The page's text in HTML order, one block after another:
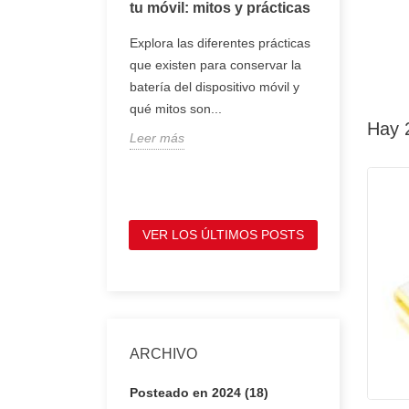
tu móvil: mitos y prácticas
Explora las diferentes prácticas
que existen para conservar la
batería del dispositivo móvil y
qué mitos son...
Leer más
antes de
VER LOS ÚLTIMOS POSTS
ARCHIVO
Posteado en 2024 (18)
Hay